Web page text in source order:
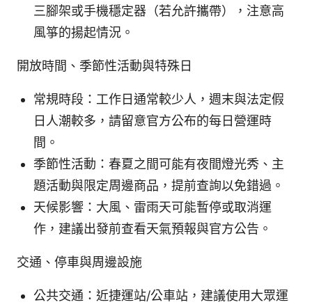
三腳架或手機穩定器（若允許攜帶），注意高
風箏的揚起情況。
開放時間、季節性活動與特殊日
常規時段：工作日通常較少人，週末與法定假
日人潮較多，請留意官方公布的每日營運時
間。
季節性活動：春夏之間可能有夜間燈光秀、主
題活動與限定周邊商品，提前查詢以免錯過。
天候影響：大風、雷雨天可能暫停或取消運
作，建議出發前查看天氣預報與官方公告。
交通、停車與周邊設施
公共交通：近捷運站/公車站，建議使用大眾運